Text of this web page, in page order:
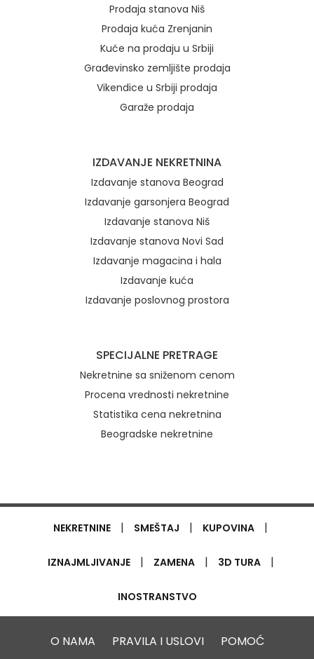
Prodaja stanova Niš
Prodaja kuća Zrenjanin
Kuće na prodaju u Srbiji
Građevinsko zemljište prodaja
Vikendice u Srbiji prodaja
Garaže prodaja
IZDAVANJE NEKRETNINA
Izdavanje stanova Beograd
Izdavanje garsonjera Beograd
Izdavanje stanova Niš
Izdavanje stanova Novi Sad
Izdavanje magacina i hala
Izdavanje kuća
Izdavanje poslovnog prostora
SPECIJALNE PRETRAGE
Nekretnine sa sniženom cenom
Procena vrednosti nekretnine
Statistika cena nekretnina
Beogradske nekretnine
NEKRETNINE | SMEŠTAJ | KUPOVINA |
IZNAJMLJIVANJE | ZAMENA | 3D TURA |
INOSTRANSTVO
O NAMA PRAVILA I USLOVI POMOĆ